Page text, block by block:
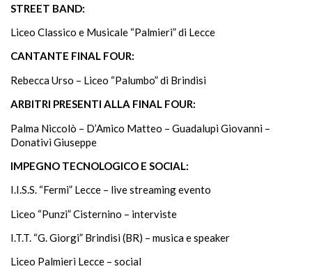
STREET BAND:
Liceo Classico e Musicale “Palmieri” di Lecce
CANTANTE FINAL FOUR:
Rebecca Urso – Liceo “Palumbo” di Brindisi
ARBITRI PRESENTI ALLA FINAL FOUR:
Palma Niccolò – D’Amico Matteo – Guadalupi Giovanni –
Donativi Giuseppe
IMPEGNO TECNOLOGICO E SOCIAL:
I.I.S.S. “Fermi” Lecce – live streaming evento
Liceo “Punzi” Cisternino – interviste
I.T.T. “G. Giorgi” Brindisi (BR) – musica e speaker
Liceo Palmieri Lecce – social